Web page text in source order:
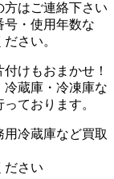
方はご連絡下さい
号・使用年数な
さい。
けもおまかせ！
冷蔵庫・冷凍庫な
ております。
冷蔵庫など買取
ださい